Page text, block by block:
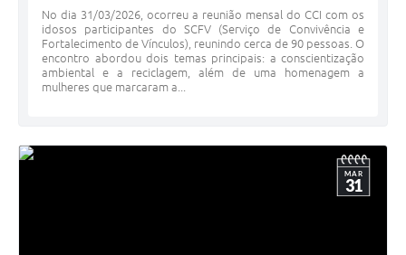
No dia 31/03/2026, ocorreu a reunião mensal do CCI com os
idosos participantes do SCFV (Serviço de Convivência e
Fortalecimento de Vínculos), reunindo cerca de 90 pessoas. O
encontro abordou dois temas principais: a conscientização
ambiental e a reciclagem, além de uma homenagem a
mulheres que marcaram a...
MAR
31